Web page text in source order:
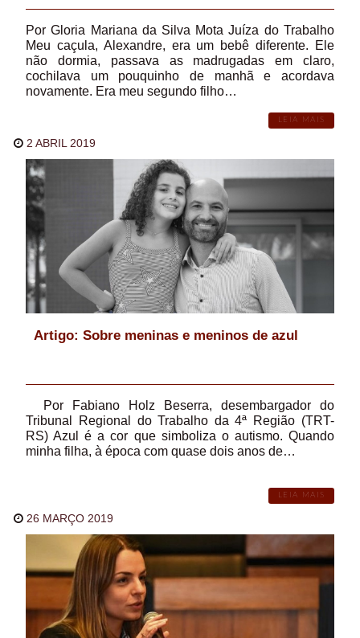
Por Gloria Mariana da Silva Mota Juíza do Trabalho
Meu caçula, Alexandre, era um bebê diferente. Ele
não dormia, passava as madrugadas em claro,
cochilava um pouquinho de manhã e acordava
novamente. Era meu segundo filho…
LEIA MAIS
2 ABRIL 2019
Artigo: Sobre meninas e meninos de azul
Por Fabiano Holz Beserra, desembargador do
Tribunal Regional do Trabalho da 4ª Região (TRT-
RS) Azul é a cor que simboliza o autismo. Quando
minha filha, à época com quase dois anos de…
LEIA MAIS
26 MARÇO 2019